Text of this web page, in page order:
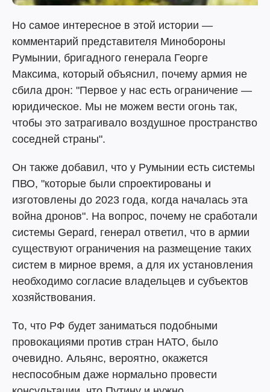
Но самое интересное в этой истории —
комментарий представителя Минобороны
Румынии, бригадного генерала Георге
Максима, который объяснил, почему армия не
сбила дрон: "Первое у нас есть ограничение —
юридическое. Мы не можем вести огонь так,
чтобы это затрагивало воздушное пространство
соседней страны".
Он также добавил, что у Румынии есть системы
ПВО, "которые были спроектированы и
изготовлены до 2023 года, когда началась эта
война дронов". На вопрос, почему не сработали
системы Gepard, генерал ответил, что в армии
существуют ограничения на размещение таких
систем в мирное время, а для их установления
необходимо согласие владельцев и субъектов
хозяйствования.
То, что РФ будет заниматься подобными
провокациями против стран НАТО, было
очевидно. Альянс, вероятно, окажется
неспособным даже нормально провести